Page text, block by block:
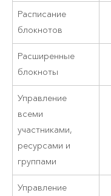
Расписание
блокнотов
Расширенные
блокноты
Управление
всеми
участниками,
ресурсами и
группами
Управление